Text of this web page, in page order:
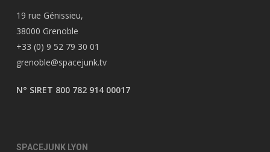
19 rue Génissieu,
38000 Grenoble
+33 (0) 9 52 79 30 01
grenoble@spacejunk.tv
N° SIRET 800 782 914 00017
SPACEJUNK LYON